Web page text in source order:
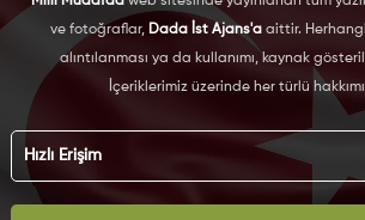
ve fotoğraflar, Dada İst Ajans'aaittir.
alıntılanması ya da kullanımı, kaynak
İçeriklerimiz üzerinde her türlü
Hızlı Erişim